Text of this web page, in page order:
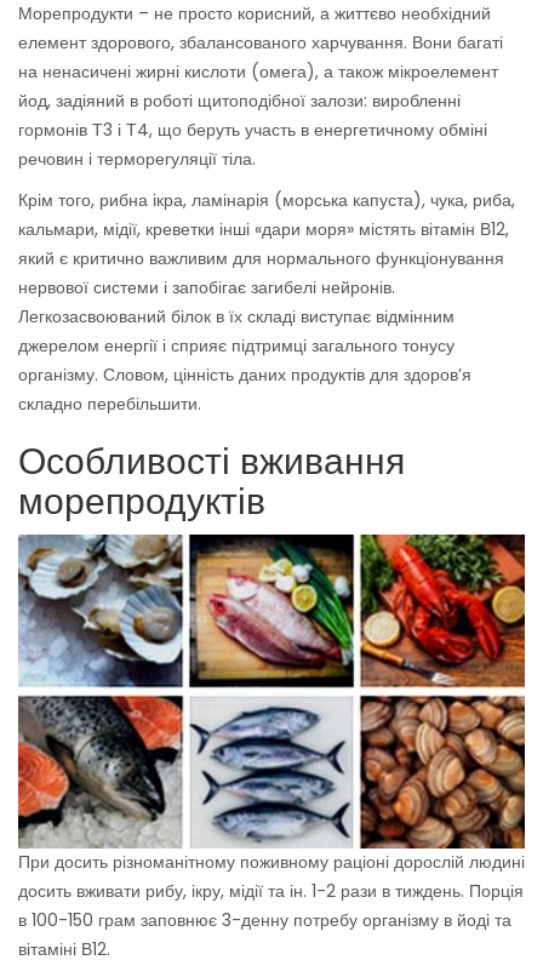
Морепродукти – не просто корисний, а життєво необхідний
елемент здорового, збалансованого харчування. Вони багаті
на ненасичені жирні кислоти (омега), а також мікроелемент
йод, задіяний в роботі щитоподібної залози: виробленні
гормонів Т3 і Т4, що беруть участь в енергетичному обміні
речовин і терморегуляції тіла.
Крім того, рибна ікра, ламінарія (морська капуста), чука, риба,
кальмари, мідії, креветки інші «дари моря» містять вітамін В12,
який є критично важливим для нормального функціонування
нервової системи і запобігає загибелі нейронів.
Легкозасвоюваний білок в їх складі виступає відмінним
джерелом енергії і сприяє підтримці загального тонусу
організму. Словом, цінність даних продуктів для здоров’я
складно перебільшити.
Особливості вживання
морепродуктів
При досить різноманітному поживному раціоні дорослій людині
досить вживати рибу, ікру, мідії та ін. 1-2 рази в тиждень. Порція
в 100-150 грам заповнює 3-денну потребу організму в йоді та
вітаміні В12.